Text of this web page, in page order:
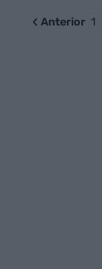
Anterior 1